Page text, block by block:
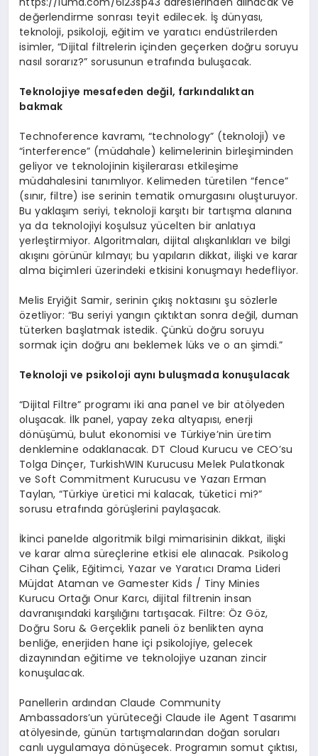
değerlendirme sonrası teyit edilecek. İş dünyası,
teknoloji, psikoloji, eğitim ve yaratıcı endüstrilerden
isimler, “Dijital filtrelerin içinden geçerken doğru soruyu
nasıl sorarız?” sorusunun etrafında buluşacak.
Teknolojiye mesafeden değil, farkındalıktan
bakmak
Technoference kavramı, “technology” (teknoloji) ve
“interference” (müdahale) kelimelerinin birleşiminden
geliyor ve teknolojinin kişilerarası etkileşime
müdahalesini tanımlıyor. Kelimeden türetilen “fence”
(sınır, filtre) ise serinin tematik omurgasını oluşturuyor.
Bu yaklaşım seriyi, teknoloji karşıtı bir tartışma alanına
ya da teknolojiyi koşulsuz yücelten bir anlatıya
yerleştirmiyor. Algoritmaları, dijital alışkanlıkları ve bilgi
akışını görünür kılmayı; bu yapıların dikkat, ilişki ve karar
alma biçimleri üzerindeki etkisini konuşmayı hedefliyor.
Melis Eryiğit Samir, serinin çıkış noktasını şu sözlerle
özetliyor: “Bu seriyi yangın çıktıktan sonra değil, duman
tüterken başlatmak istedik. Çünkü doğru soruyu
sormak için doğru anı beklemek lüks ve o an şimdi.”
Teknoloji ve psikoloji aynı buluşmada konuşulacak
“Dijital Filtre” programı iki ana panel ve bir atölyeden
oluşacak. İlk panel, yapay zeka altyapısı, enerji
dönüşümü, bulut ekonomisi ve Türkiye’nin üretim
denklemine odaklanacak. DT Cloud Kurucu ve CEO’su
Tolga Dinçer, TurkishWIN Kurucusu Melek Pulatkonak
ve Soft Commitment Kurucusu ve Yazarı Erman
Taylan, “Türkiye üretici mi kalacak, tüketici mi?”
sorusu etrafında görüşlerini paylaşacak.
İkinci panelde algoritmik bilgi mimarisinin dikkat, ilişki
ve karar alma süreçlerine etkisi ele alınacak. Psikolog
Cihan Çelik, Eğitimci, Yazar ve Yaratıcı Drama Lideri
Müjdat Ataman ve Gamester Kids / Tiny Minies
Kurucu Ortağı Onur Karcı, dijital filtrenin insan
davranışındaki karşılığını tartışacak. Filtre: Öz Göz,
Doğru Soru & Gerçeklik paneli öz benlikten ayna
benliğe, enerjiden hane içi psikolojiye, gelecek
dizaynından eğitime ve teknolojiye uzanan zincir
konuşulacak.
Panellerin ardından Claude Community
Ambassadors’un yürüteceği Claude ile Agent Tasarımı
atölyesinde, günün tartışmalarından doğan soruları
canlı uygulamaya dönüşecek. Programın somut çıktısı,